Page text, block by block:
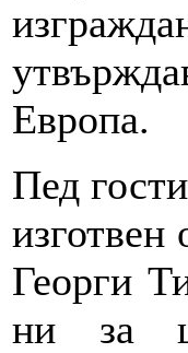
Европа.
Пед
изготвен
Георги
ни за